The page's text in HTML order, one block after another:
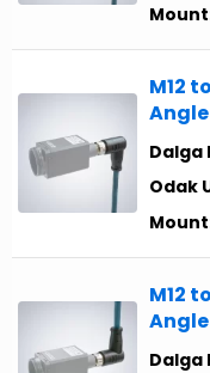
M12
Dalga
Odak
M12
Dalga